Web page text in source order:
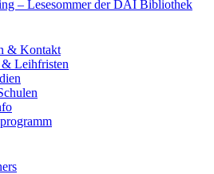
– Lesesommer der DAI Bibliothek
& Kontakt
Leihfristen